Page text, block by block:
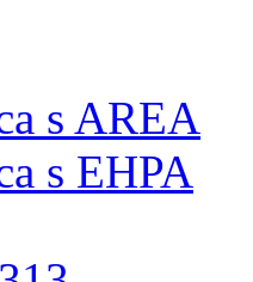
s AREA
s EHPA